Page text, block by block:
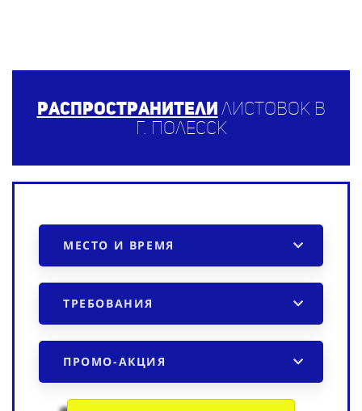
Распространители листовок в
г. Полесск
МЕСТО И ВРЕМЯ
ТРЕБОВАНИЯ
ПРОМО-АКЦИЯ